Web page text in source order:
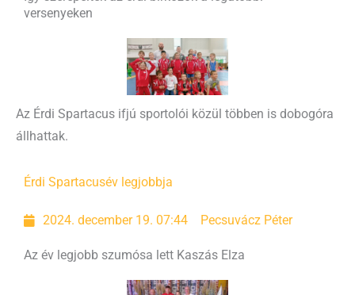
versenyeken
Az Érdi Spartacus ifjú sportolói közül többen is dobogóra
állhattak.
Érdi Spartacusév legjobbja
2024. december 19. 07:44 Pecsuvácz Péter
Az év legjobb szumósa lett Kaszás Elza